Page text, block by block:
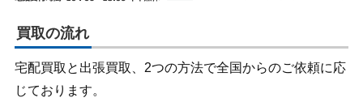
買取の流れ
宅配買取と出張買取、2つの方法で全国からのご依頼に応
じております。